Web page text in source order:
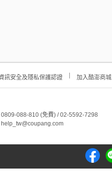
訊安全及隱私保護認證 加入酷澎商城
088-810 (免費) / 02-5592-7298
help_tw@coupang.com